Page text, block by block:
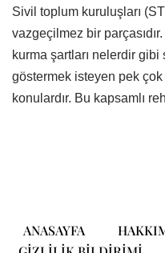
Sivil toplum kuruluşları
vazgeçilmez bir
kurma şartları nelerdir
göstermek isteyen pek
konulardır. Bu kapsamlı
ANASAYFA